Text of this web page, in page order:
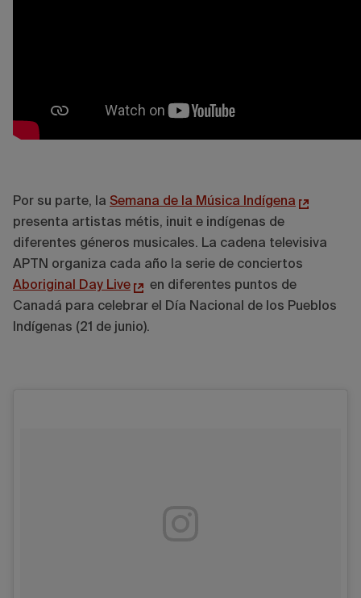
Por su parte, la Semana de la Música Indígena
presenta artistas métis, inuit e indígenas de
diferentes géneros musicales. La cadena televisiva
APTN organiza cada año la serie de conciertos
Aboriginal Day Live
en diferentes puntos de
Canadá para celebrar el Día Nacional de los Pueblos
Indígenas (21 de junio).